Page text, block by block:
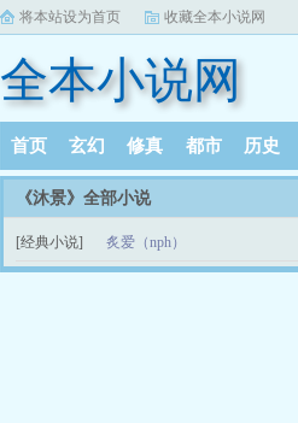
将本站设为首页 收藏全本小说网
全本小说网
首页 玄幻 修真 都市 历史
《沐景》全部小说
[经典小说] 炙爱（nph）